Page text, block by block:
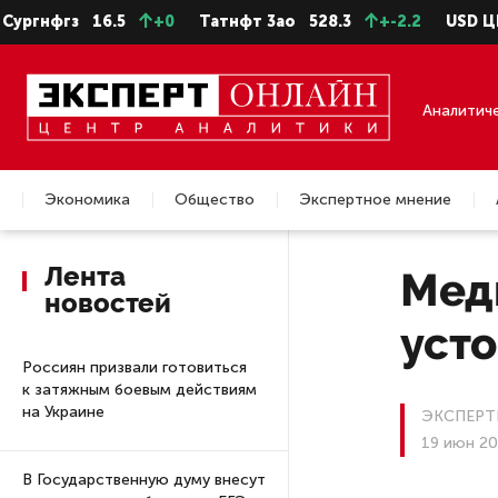
16.5 +0 Татнфт 3ао 528.3 +-2.2 USD ЦБ
Экономика Общество Экспертное мнение
Недвижимость
Лента
новостей
Россиян призвали готовиться
к затяжным боевым действиям
на Украине
В Государственную думу внесут
19 июн